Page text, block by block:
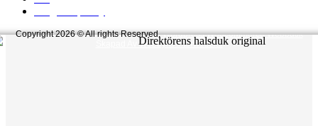
Copyright 2026 © All rights Reserved.Wordpress Woocommerce Webbutik
Skapad Av Webbyrå Interwebsite